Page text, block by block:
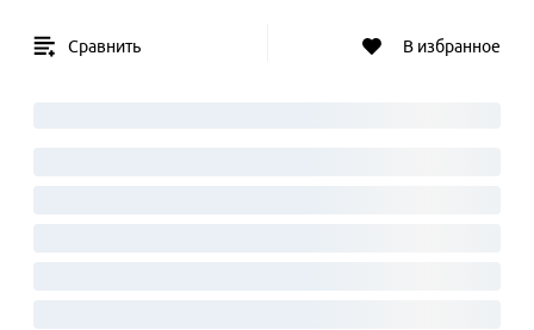
Сравнить В избранное